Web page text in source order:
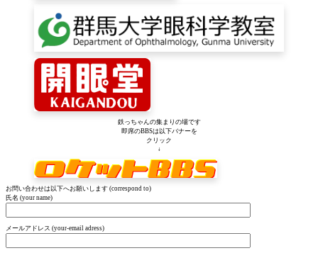
鉄っちゃんの集まりの場です
即席のBBSは以下バナーを
クリック
↓
お問い合わせは以下へお願いします (correspond to)
氏名 (your name)
メールアドレス (your-email adress)